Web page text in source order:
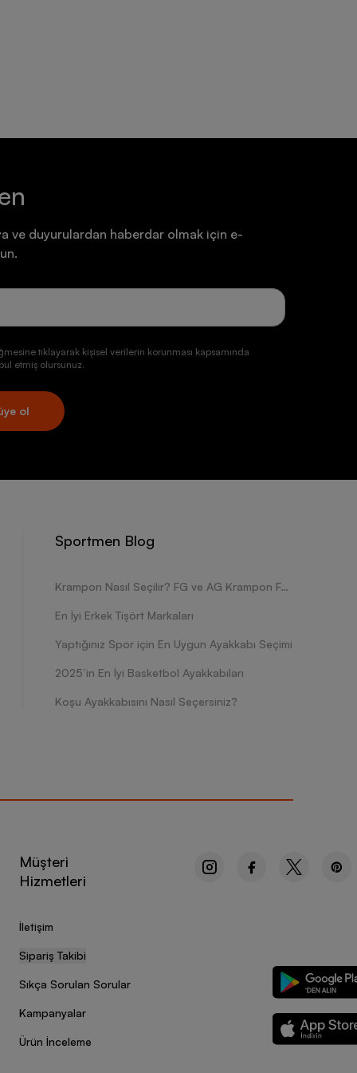
ve duyurulardan haberdar olmak için e-
tıklayarak kişisel verilerin korunması kapsamında
etmiş olursunuz.
ol
Sportmen Blog
Krampon Nasıl Seçilir? FG ve AG Krampon Farkları Nelerdir?
En İyi Erkek Tişört Markaları
Yaptığınız Spor için En Uygun Ayakkabı Seçimi
2025’in En İyi Basketbol Ayakkabıları
Koşu Ayakkabısını Nasıl Seçersiniz?
Müşteri
Hizmetleri
İletişim
Sipariş Takibi
Sıkça Sorulan Sorular
Kampanyalar
Ürün İnceleme